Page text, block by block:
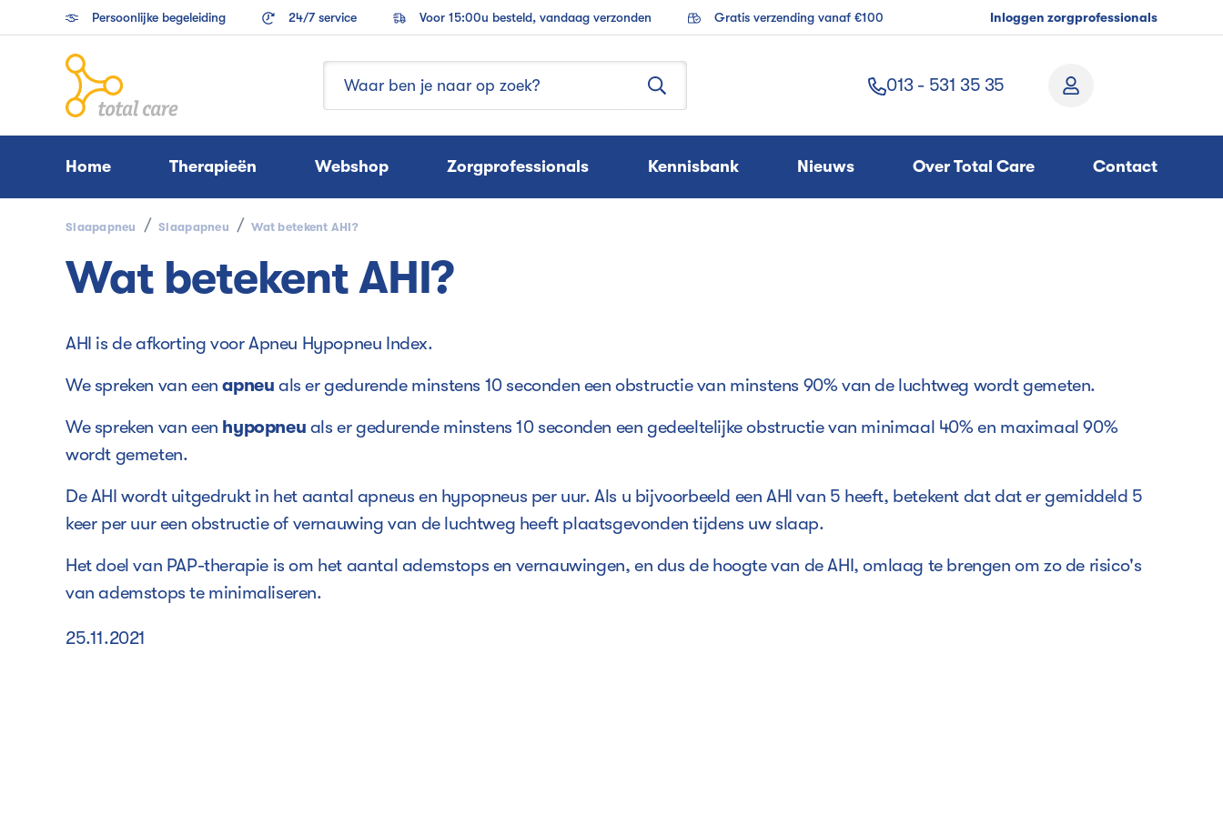
Persoonlijke begeleiding 24/7 service Voor 15:00u besteld, vandaag verzonden Gratis verzending vanaf €100 Inloggen zorgprofessionals
013 - 531 35 35
Home Therapieën Webshop Zorgprofessionals Kennisbank Nieuws Over Total Care Contact
Slaapapneu Slaapapneu Wat betekent AHI?
Wat betekent AHI?
AHI is de afkorting voor Apneu Hypopneu Index.
We spreken van eenapneu als er gedurende minstens 10 seconden een obstructie van minstens 90% van de luchtweg wordt gemeten.
We spreken van een hypopneu als er gedurende minstens 10 seconden een gedeeltelijke obstructie van minimaal 40% en maximaal 90%
wordt gemeten.
De AHI wordt uitgedrukt in het aantal apneus en hypopneus per uur. Als u bijvoorbeeld een AHI van 5 heeft, betekent dat dat er gemiddeld 5
keer per uur een obstructie of vernauwing van de luchtweg heeft plaatsgevonden tijdens uw slaap.
Het doel van PAP-therapie is om het aantal ademstops en vernauwingen, en dus de hoogte van de AHI, omlaag te brengen om zo de risico's
van ademstops te minimaliseren.
25.11.2021